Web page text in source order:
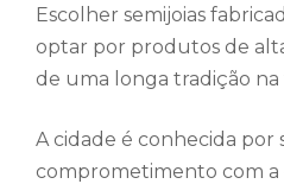
Escolher semijoias
optar por produtos de
de uma longa tradição na
A cidade é conhecida por
comprometimento com a